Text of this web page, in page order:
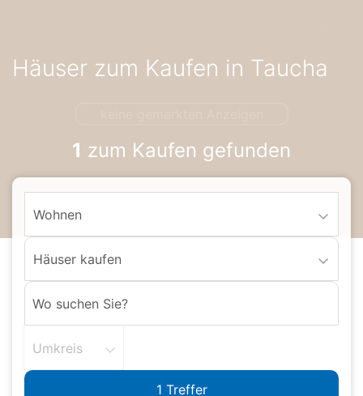
zur
Navigation
Häuser zum Kaufen in Taucha
1 zum Kaufen gefunden
Wohnen
Häuser kaufen
Umkreis